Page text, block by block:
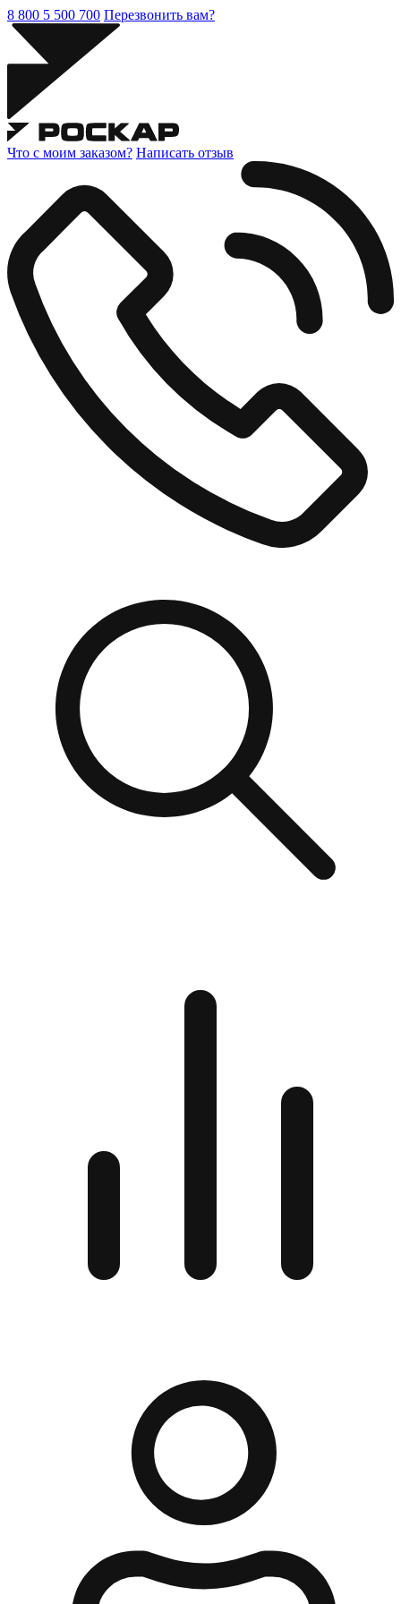
8 800 5 500 700 Перезвонить вам?
Что с моим заказом? Написать отзыв